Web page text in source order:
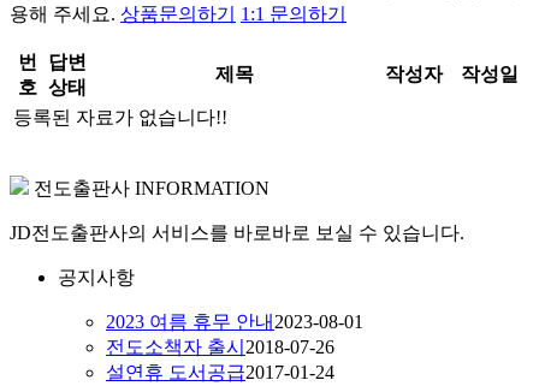
용해 주세요. 상품문의하기 1:1 문의하기
번
호
답변
상태
제목 작성자 작성일
등록된 자료가 없습니다!!
전도출판사 INFORMATION
JD전도출판사의 서비스를 바로바로 보실 수 있습니다.
공지사항
2023 여름 휴무 안내 2023-08-01
전도소책자 출시 2018-07-26
설연휴 도서공급2017-01-24